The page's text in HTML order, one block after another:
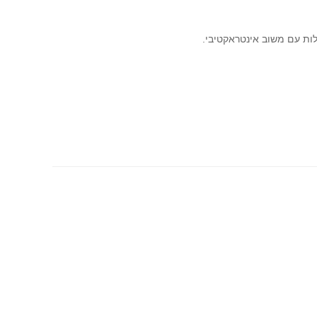
עם משוב אינטראקטיבי.